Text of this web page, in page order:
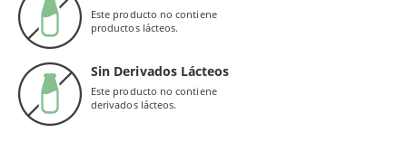
Este producto no contiene
productos lácteos.
Sin Derivados Lácteos
Este producto no contiene
derivados lácteos.